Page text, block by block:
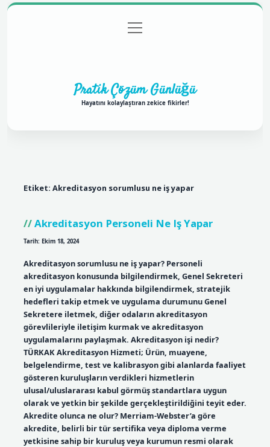
Gizlilik Politikası
menüyü
aç
Pratik Çözüm Günlüğü
Hayatını kolaylaştıran zekice fikirler!
Etiket: Akreditasyon sorumlusu ne iş yapar
Akreditasyon Personeli Ne Iş Yapar
Tarih: Ekim 18, 2024
Akreditasyon sorumlusu ne iş yapar? Personeli
akreditasyon konusunda bilgilendirmek, Genel Sekreteri
en iyi uygulamalar hakkında bilgilendirmek, stratejik
hedefleri takip etmek ve uygulama durumunu Genel
Sekretere iletmek, diğer odaların akreditasyon
görevlileriyle iletişim kurmak ve akreditasyon
uygulamalarını paylaşmak. Akreditasyon işi nedir?
TÜRKAK Akreditasyon Hizmeti; Ürün, muayene,
belgelendirme, test ve kalibrasyon gibi alanlarda faaliyet
gösteren kuruluşların verdikleri hizmetlerin
ulusal/uluslararası kabul görmüş standartlara uygun
olarak ve yetkin bir şekilde gerçekleştirildiğini teyit eder.
Akredite olunca ne olur? Merriam-Webster’a göre
akredite, belirli bir tür sertifika veya diploma verme
yetkisine sahip bir kuruluş veya kurumun resmi olarak